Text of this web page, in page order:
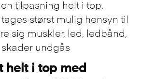
tilpasning helt i top.
størst mulig hensyn til
sig muskler, led, ledbånd,
skader undgås
helt i top med